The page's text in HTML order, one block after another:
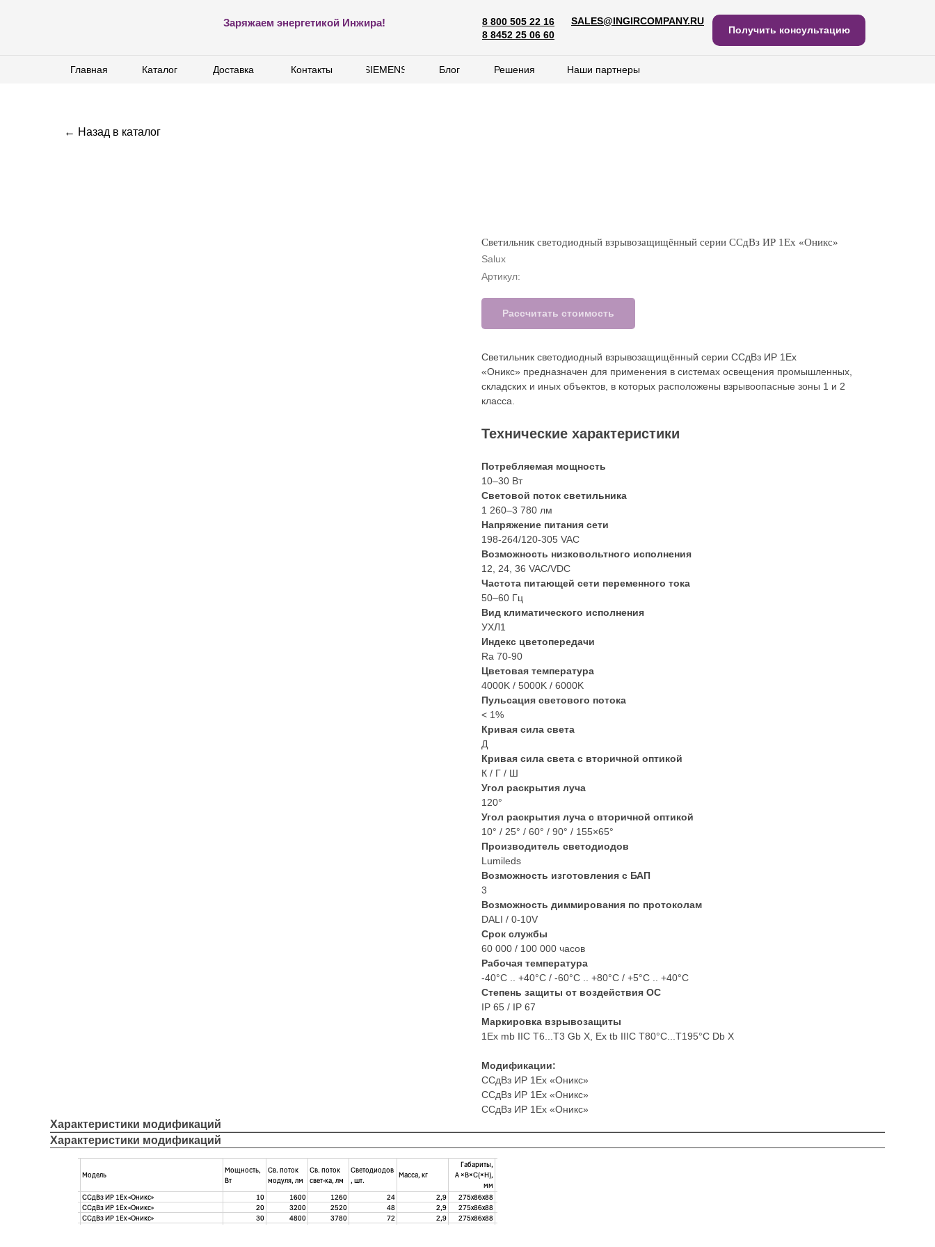
Получить консультацию
8 800 505 22 16
8 8452 25 06 60
SALES@INGIRCOMPANY.RU
Заряжаем энергетикой Инжира!
Наши партнеры
Решения
Блог
SIEMENS
Контакты
Доставка
Каталог
Главная
Получить консультацию
8 800 505 22 16
8 8452 25 06 60
SALES@INGIRCOMPANY.RU
Наши партнеры
Решения
Блог
SIEMENS
Контакты
Доставка
Каталог
Главная
← Назад в каталог
Светильник светодиодный взрывозащищённый серии ССдВз ИР 1Ех «Оникс»
Salux
Артикул:
Рассчитать стоимость
Светильник светодиодный взрывозащищённый серии ССдВз ИР 1Ех
«Оникс» предназначен для применения в системах освещения промышленных,
складских и иных объектов, в которых расположены взрывоопасные зоны 1 и 2
класса.
Технические характеристики
Потребляемая мощность
10–30 Вт
Световой поток светильника
1 260–3 780 лм
Напряжение питания сети
198-264/120-305 VAC
Возможность низковольтного исполнения
12, 24, 36 VAC/VDC
Частота питающей сети переменного тока
50–60 Гц
Вид климатического исполнения
УХЛ1
Индекс цветопередачи
Ra 70-90
Цветовая температура
4000K / 5000K / 6000K
Пульсация светового потока
< 1%
Кривая сила света
Д
Кривая сила света с вторичной оптикой
К / Г / Ш
Угол раскрытия луча
120°
Угол раскрытия луча с вторичной оптикой
10° / 25° / 60° / 90° / 155×65°
Производитель светодиодов
Lumileds
Возможность изготовления с БАП
3
Возможность диммирования по протоколам
DALI / 0-10V
Срок службы
60 000 / 100 000 часов
Рабочая температура
-40°С .. +40°C / -60°С .. +80°C / +5°С .. +40°C
Степень защиты от воздействия ОС
IP 65 / IP 67
Маркировка взрывозащиты
1Ex mb IIC T6...T3 Gb X, Ex tb IIIC T80°C...T195°C Db X
Модификации:
ССдВз ИР 1Ех «Оникс»
ССдВз ИР 1Ех «Оникс»
ССдВз ИР 1Ех «Оникс»
Характеристики модификаций
Характеристики модификаций